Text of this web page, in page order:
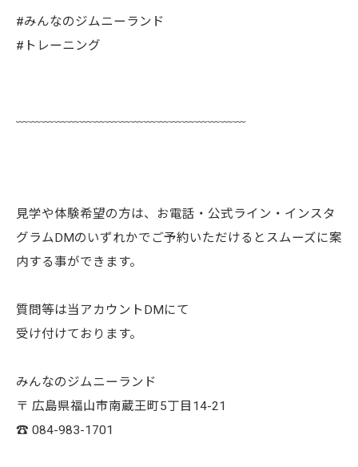
#みんなのジムニーランド
#トレーニング
﹏﹏﹏﹏﹏﹏﹏﹏﹏﹏﹏﹏﹏﹏﹏﹏﹏﹏
見学や体験希望の方は、お電話・公式ライン・インスタ
グラムDMのいずれかでご予約いただけるとスムーズに案
内する事ができます。
質問等は当アカウントDMにて
受け付けております。
みんなのジムニーランド
〒 広島県福山市南蔵王町5丁目14-21
☎︎ 084-983-1701